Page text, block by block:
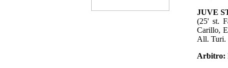
JUVE
(25' st.
Carillo,
All. Turi.
Arbitro: